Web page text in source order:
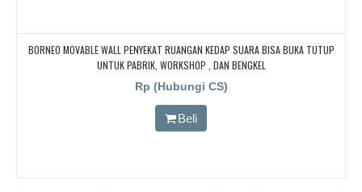
BORNEO MOVABLE WALL PENYEKAT RUANGAN KEDAP SUARA BISA BUKA TUTUP
UNTUK PABRIK, WORKSHOP , DAN BENGKEL
Rp (Hubungi CS)
Beli